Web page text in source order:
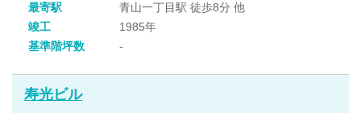
最寄駅
青山一丁目駅 徒歩8分 他
竣工
1985年
基準階坪数
-
寿光ビル